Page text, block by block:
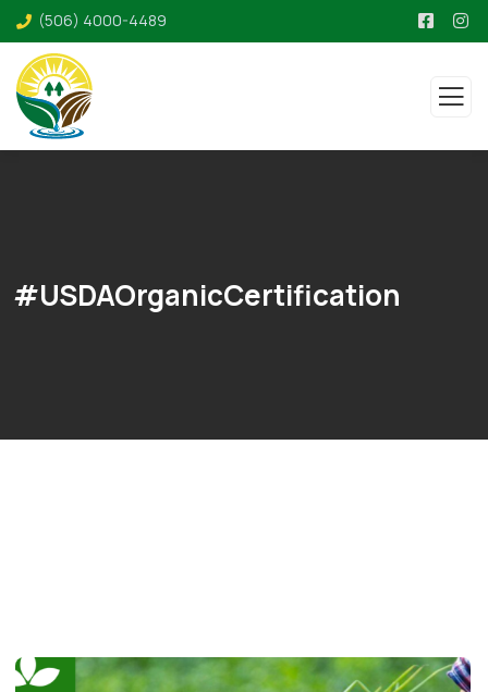
(506) 4000-4489
#USDAOrganicCertification